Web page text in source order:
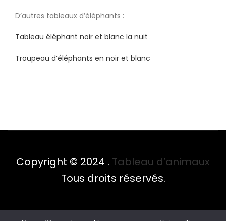
D’autres tableaux d’éléphants :
Tableau éléphant noir et blanc la nuit
Troupeau d’éléphants en noir et blanc
Copyright © 2024 . Tableau d’animaux
Tous droits réservés.